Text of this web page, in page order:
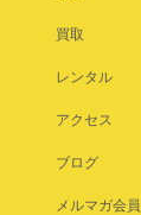
買取
レンタル
アクセス
ブログ
メルマガ会員